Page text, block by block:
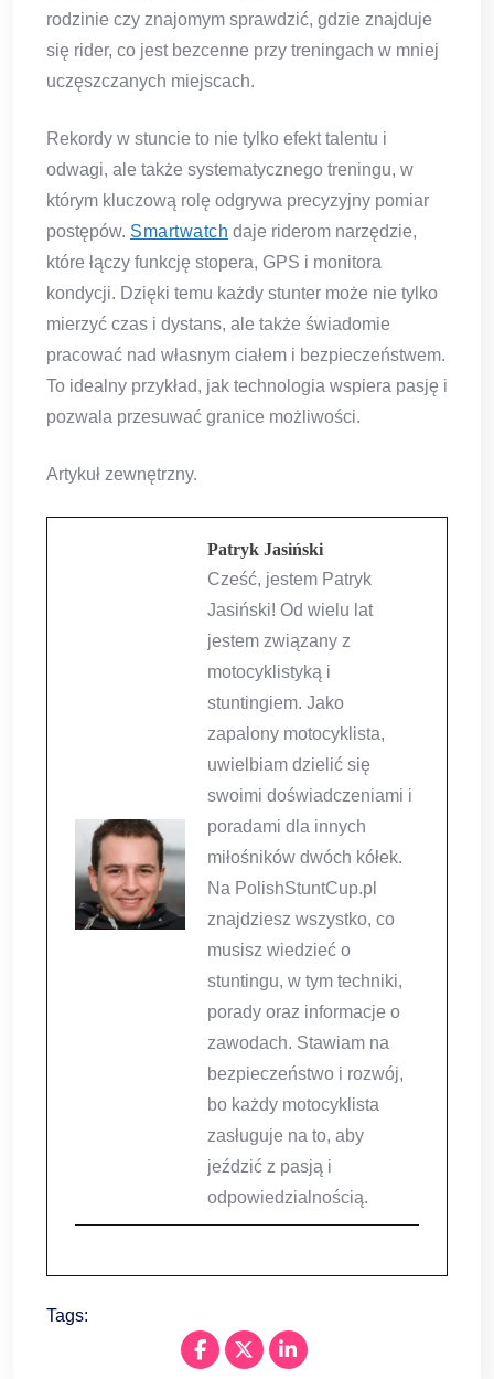
rodzinie czy znajomym sprawdzić, gdzie znajduje
się rider, co jest bezcenne przy treningach w mniej
uczęszczanych miejscach.
Rekordy w stuncie to nie tylko efekt talentu i
odwagi, ale także systematycznego treningu, w
którym kluczową rolę odgrywa precyzyjny pomiar
postępów. Smartwatch daje riderom narzędzie,
które łączy funkcję stopera, GPS i monitora
kondycji. Dzięki temu każdy stunter może nie tylko
mierzyć czas i dystans, ale także świadomie
pracować nad własnym ciałem i bezpieczeństwem.
To idealny przykład, jak technologia wspiera pasję i
pozwala przesuwać granice możliwości.
Artykuł zewnętrzny.
Patryk Jasiński
Cześć, jestem Patryk
Jasiński! Od wielu lat
jestem związany z
motocyklistyką i
stuntingiem. Jako
zapalony motocyklista,
uwielbiam dzielić się
swoimi doświadczeniami i
poradami dla innych
miłośników dwóch kółek.
Na PolishStuntCup.pl
znajdziesz wszystko, co
musisz wiedzieć o
stuntingu, w tym techniki,
porady oraz informacje o
zawodach. Stawiam na
bezpieczeństwo i rozwój,
bo każdy motocyklista
zasługuje na to, aby
jeździć z pasją i
odpowiedzialnością.
Tags: